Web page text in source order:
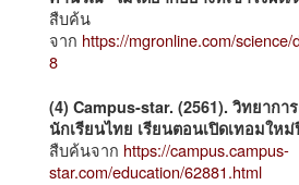
สืบค้น
จาก https://mgronline.com/
8
(4) Campus-star. (2561). วิทยาก
นักเรียนไทย เรียนตอนเปิดเทอมให
สืบค้นจาก https://campus.campus-
star.com/education/62881.html